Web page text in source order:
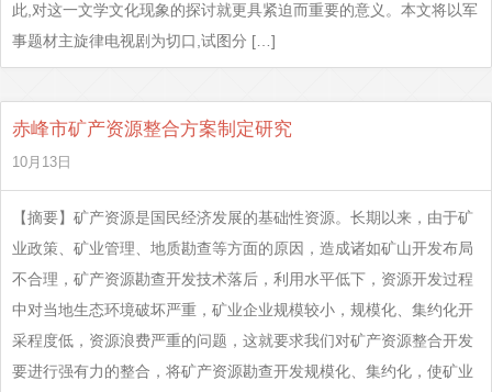
此,对这一文学文化现象的探讨就更具紧迫而重要的意义。本文将以军
事题材主旋律电视剧为切口,试图分 […]
赤峰市矿产资源整合方案制定研究
10月13日
【摘要】矿产资源是国民经济发展的基础性资源。长期以来，由于矿
业政策、矿业管理、地质勘查等方面的原因，造成诸如矿山开发布局
不合理，矿产资源勘查开发技术落后，利用水平低下，资源开发过程
中对当地生态环境破坏严重，矿业企业规模较小，规模化、集约化开
采程度低，资源浪费严重的问题，这就要求我们对矿产资源整合开发
要进行强有力的整合，将矿产资源勘查开发规模化、集约化，使矿业